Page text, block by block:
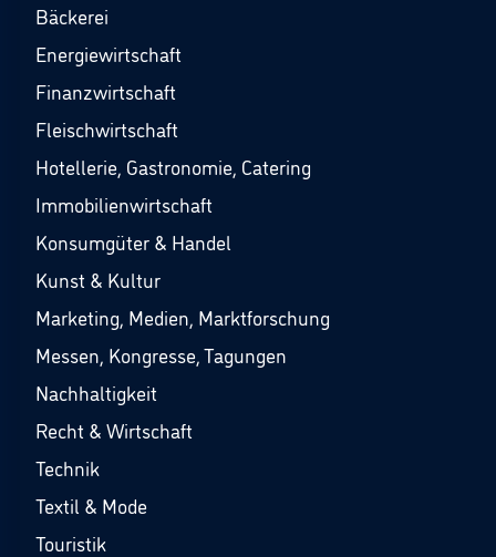
Bäckerei
Energiewirtschaft
Finanzwirtschaft
Fleischwirtschaft
Hotellerie, Gastronomie, Catering
Immobilienwirtschaft
Konsumgüter & Handel
Kunst & Kultur
Marketing, Medien, Marktforschung
Messen, Kongresse, Tagungen
Nachhaltigkeit
Recht & Wirtschaft
Technik
Textil & Mode
Touristik